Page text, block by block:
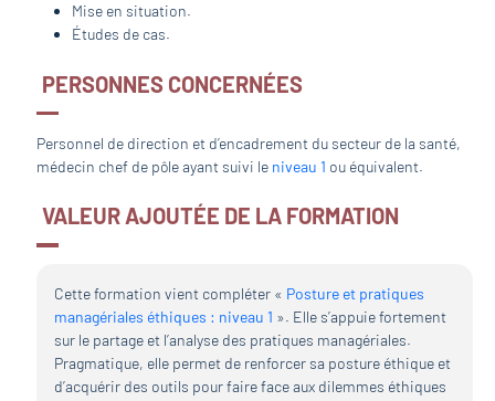
Mise en situation.
Études de cas.
PERSONNES CONCERNÉES
Personnel de direction et d’encadrement du secteur de la santé,
médecin chef de pôle ayant suivi le niveau 1 ou équivalent.
VALEUR AJOUTÉE DE LA FORMATION
Cette formation vient compléter « Posture et pratiques
managériales éthiques : niveau 1 ». Elle s’appuie fortement
sur le partage et l’analyse des pratiques managériales.
Pragmatique, elle permet de renforcer sa posture éthique et
d’acquérir des outils pour faire face aux dilemmes éthiques